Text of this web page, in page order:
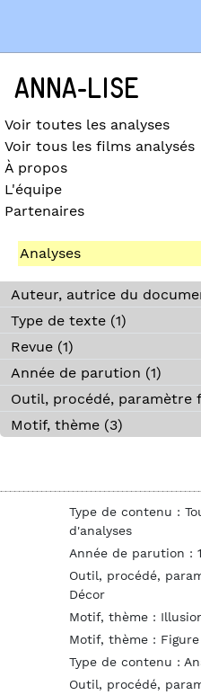
ANNA-LISE
Voir toutes les analyses
Voir tous les films analysés
À propos
L'équipe
Partenaires
Analyses
Type de texte (1)
Revue (1)
Année de parution (1)
Motif, thème (3)
Type de contenu :
d'analyses
Année de parution :
Outil, procédé,
Décor
Motif, thème :
Motif, thème :
Type de contenu :
Outil, procédé,